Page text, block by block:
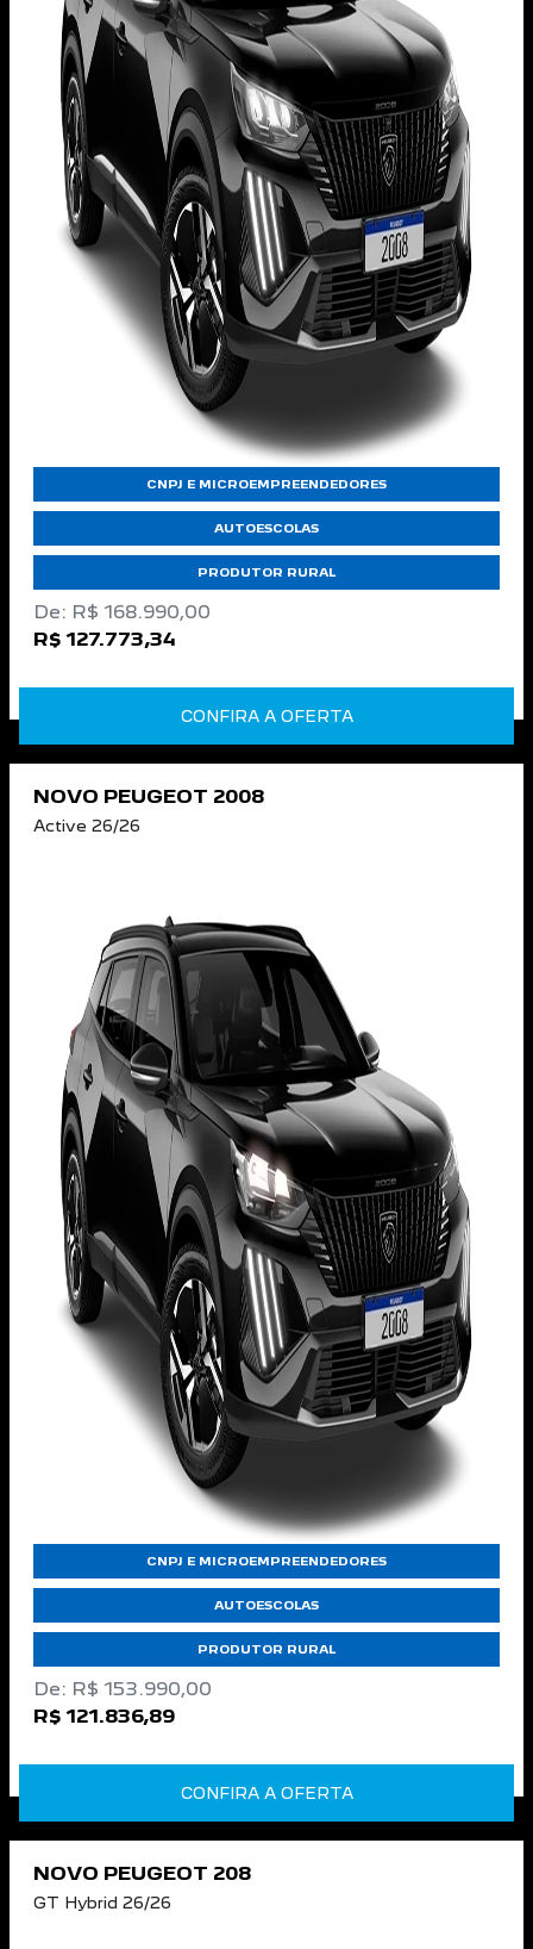
CNPJ E MICROEMPREENDEDORES
AUTOESCOLAS
PRODUTOR RURAL
De: R$ 168.990,00
R$ 127.773,34
CONFIRA A OFERTA
NOVO PEUGEOT 2008
Active 26/26
CNPJ E MICROEMPREENDEDORES
AUTOESCOLAS
PRODUTOR RURAL
De: R$ 153.990,00
R$ 121.836,89
CONFIRA A OFERTA
NOVO PEUGEOT 208
GT Hybrid 26/26